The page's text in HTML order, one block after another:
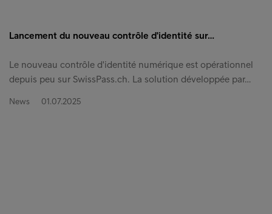
Lancement du nouveau contrôle d'identité sur…
Le nouveau contrôle d'identité numérique est opérationnel
depuis peu sur SwissPass.ch. La solution développée par…
News 01.07.2025